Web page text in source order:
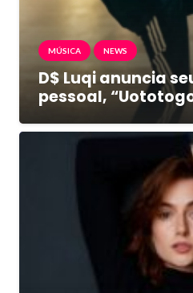
MÚSICA NEWS
D$ Luqi anuncia
pessoal,